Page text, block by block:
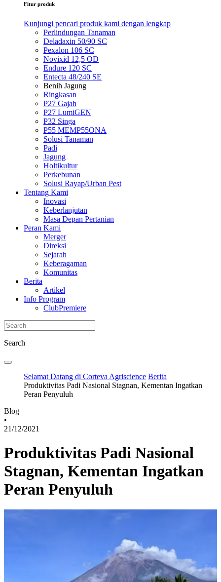
Fitur produk
Kunjungi pencari produk kami dengan lengkap
Perlindungan Tanaman
Deladaxin 50/90 SC
Pexalon 106 SC
Novixid 12,5 OD
Endure 120 SC
Entecta 48/240 SE
Benih Jagung
Ringkasan
P27 Gajah
P27 LumiGEN
P32 Singa
P55 MEMP55ONA
Solusi Tanaman
Padi
Jagung
Holtikultur
Perkebunan
Solusi Rayap/Urban Pest
Tentang Kami
Inovasi
Keberlanjutan
Masa Depan Pertanian
Peran Kami
Merger
Direksi
Sejarah
Keberagaman
Komunitas
Berita
Artikel
Info Program
ClubPremiere
Search
Selamat Datang di Corteva Agriscience Berita
Produktivitas Padi Nasional Stagnan, Kementan Ingatkan
Peran Penyuluh
Blog
•
21/12/2021
Produktivitas Padi Nasional
Stagnan, Kementan Ingatkan
Peran Penyuluh